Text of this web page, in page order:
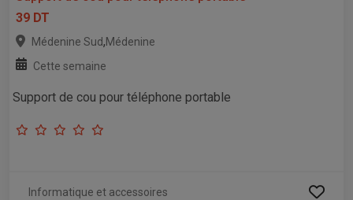
39 DT
Médenine Sud,Médenine
Cette semaine
Support de cou pour téléphone portable
Informatique et accessoires